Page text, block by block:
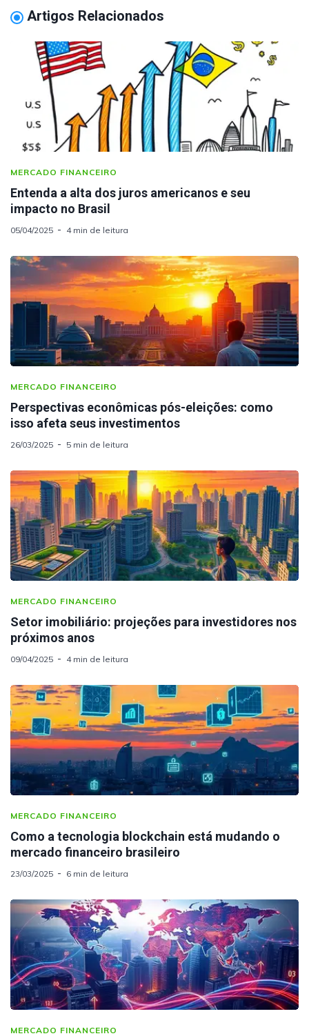
Artigos Relacionados
MERCADO FINANCEIRO
Entenda a alta dos juros americanos e seu
impacto no Brasil
05/04/2025 4 min de leitura
MERCADO FINANCEIRO
Perspectivas econômicas pós-eleições: como
isso afeta seus investimentos
26/03/2025 5 min de leitura
MERCADO FINANCEIRO
Setor imobiliário: projeções para investidores nos
próximos anos
09/04/2025 4 min de leitura
MERCADO FINANCEIRO
Como a tecnologia blockchain está mudando o
mercado financeiro brasileiro
23/03/2025 6 min de leitura
MERCADO FINANCEIRO